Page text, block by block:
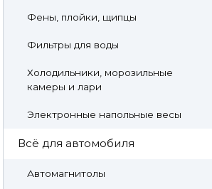
Фены, плойки, щипцы
Фильтры для воды
Холодильники, морозильные
камеры и лари
Электронные напольные весы
Всё для автомобиля
Автомагнитолы